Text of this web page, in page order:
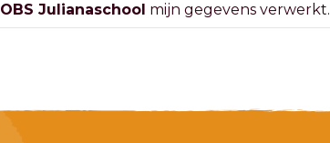
OBS Julianaschool mijn gegevens verwerkt.